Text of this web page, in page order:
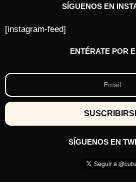
SÍGUENOS EN
[instagram-feed]
ENTÉRATE POR
SÍGUENOS EN